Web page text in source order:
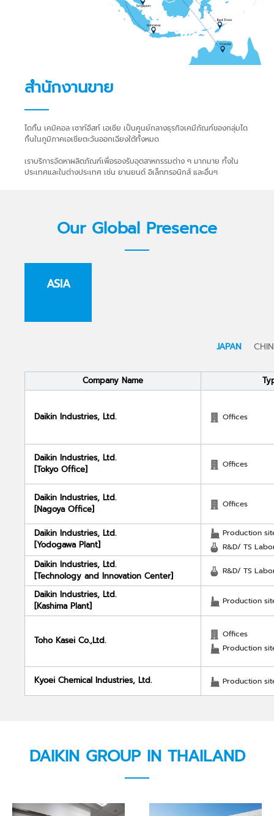
สำนักงานขาย
ไดกิ้น เคมิคอล เซาท์อีสท์ เอเชีย เป็นศูนย์กลางธุรกิจเคมีภัณฑ์ของกลุ่มได
กิ้นในภูมิภาคเอเชียตะวันออกเฉียงใต้ทั้งหมด
เราบริการจัดหาผลิตภัณฑ์เพื่อรองรับอุตสาหกรรมต่าง ๆ มากมาย ทั้งใน
ประเทศและในต่างประเทศ เช่น ยานยนต์ อิเล็กทรอนิกส์ และอื่นๆ
Our Global Presence
ASIA
JAPAN
Company Name
Daikin Industries, Ltd. Offices
Daikin Industries, Ltd.
[Tokyo Office]
Offices
Daikin Industries, Ltd.
[Nagoya Office]
Offices
Daikin Industries, Ltd.
[Yodogawa Plant]
Production
R&D/ TS
Daikin Industries, Ltd.
[Technology and Innovation Center]
R&D/ TS
Daikin Industries, Ltd.
[Kashima Plant]
Production
Toho Kasei Co.,Ltd.
Offices
Production
Kyoei Chemical Industries, Ltd. Production
DAIKIN GROUP IN THAILAND